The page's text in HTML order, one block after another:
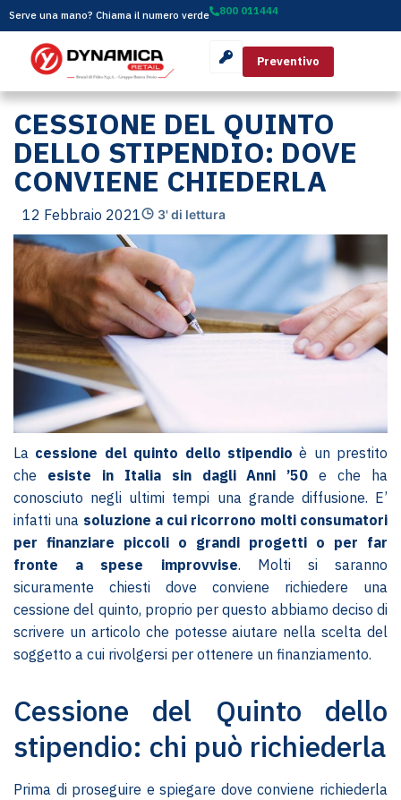
Serve una mano? Chiama il numero verde 800 011444
Preventivo
CESSIONE DEL QUINTO
DELLO STIPENDIO: DOVE
CONVIENE CHIEDERLA
12 Febbraio 2021 3' di lettura
La cessione del quinto dello stipendioè un prestito
che esiste in Italia sin dagli Anni ’50 e che ha
conosciuto negli ultimi tempi una grande diffusione. E’
infatti una soluzione a cui ricorrono molti consumatori
per finanziare piccoli o grandi progetti o per far
fronte a spese improvvise. Molti si saranno
sicuramente chiesti dove conviene richiedere una
cessione del quinto, proprio per questo abbiamo deciso di
scrivere un articolo che potesse aiutare nella scelta del
soggetto a cui rivolgersi per ottenere un finanziamento.
Cessione del Quinto dello
stipendio: chi può richiederla
Prima di proseguire e spiegare dove conviene richiederla